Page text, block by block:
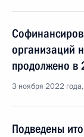
организаций
продолжено в
3 ноября 2022
Подведены